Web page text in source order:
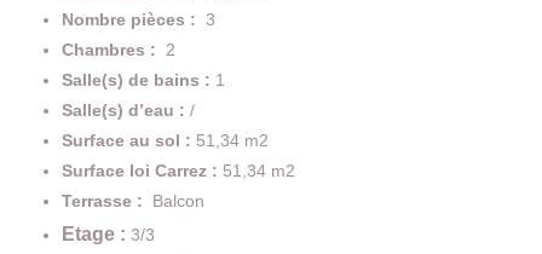
Nombre pièces : 3
Chambres : 2
Salle(s) de bains : 1
Salle(s) d’eau : /
Surface au sol : 51,34 m2
Surface loi Carrez : 51,34 m2
Terrasse : Balcon
Etage : 3/3